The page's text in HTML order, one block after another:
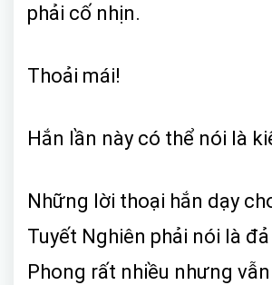
phải cố nhịn.
Thoải mái!
Hắn lần này có thể nói là
Những lời thoại hắn dạy
Tuyết Nghiên phải nói là
Phong rất nhiều nhưng